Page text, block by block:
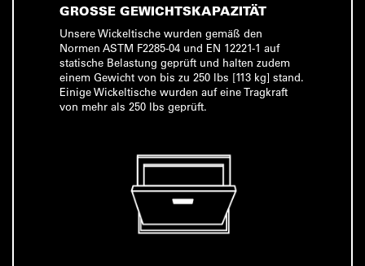
GROSSE GEWICHTSKAPAZITÄT
Unsere Wickeltische wurden gemäß den
Normen ASTM F2285-04 und EN 12221-1 auf
statische Belastung geprüft und halten zudem
einem Gewicht von bis zu 250 lbs [113 kg] stand.
Einige Wickeltische wurden auf eine Tragkraft
von mehr als 250 lbs geprüft.